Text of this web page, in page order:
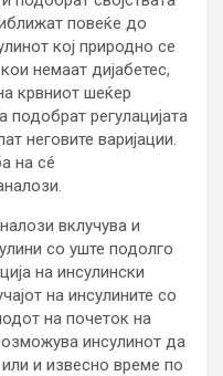
повеќе до
кој природно се
немаат дијабетес,
крвниот шеќер
подобрат регулацијата
неговите варијации.
на сé
вклучува и
со уште подолго
на инсулински
на инсулините со
на почеток на
инсулинот да
и извесно време по